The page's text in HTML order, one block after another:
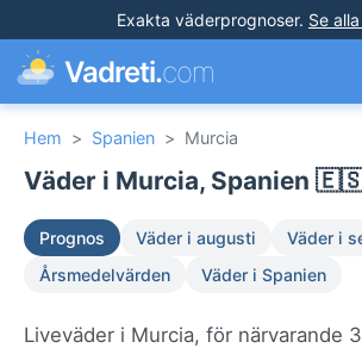
Exakta väderprognoser. Se
Vadreti.com
Hem > Spanien > Murcia
Väder i Murcia, Spanien
Prognos Väder i augusti
Väder i
Årsmedelvärden
Väder i Spanien
Liveväder i Murcia, för närvarande